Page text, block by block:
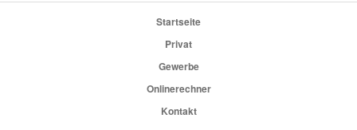
Startseite
Privat
Gewerbe
Onlinerechner
Kontakt